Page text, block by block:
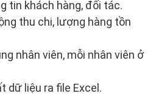
tin khách hàng, đối tác.
thu chi, lượng hàng tồn
nhân viên, mỗi nhân viên ở
dữ liệu ra file Excel.